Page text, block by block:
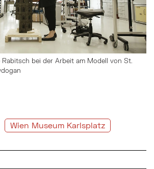
bei der Arbeit am Modell von St.
Wien Museum Karlsplatz